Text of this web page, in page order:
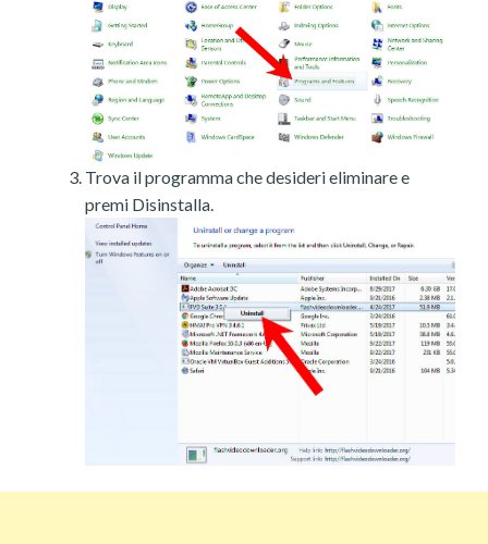
Trova il programma che desideri eliminare e
premi Disinstalla.